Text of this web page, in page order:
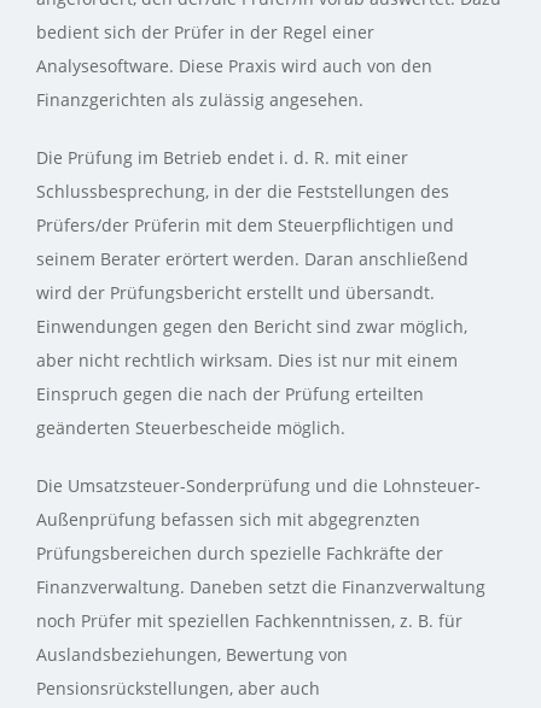
bedient sich der Prüfer in der Regel einer
Analysesoftware. Diese Praxis wird auch von den
Finanzgerichten als zulässig angesehen.
Die Prüfung im Betrieb endet i. d. R. mit einer
Schlussbesprechung, in der die Feststellungen des
Prüfers/der Prüferin mit dem Steuerpflichtigen und
seinem Berater erörtert werden. Daran anschließend
wird der Prüfungsbericht erstellt und übersandt.
Einwendungen gegen den Bericht sind zwar möglich,
aber nicht rechtlich wirksam. Dies ist nur mit einem
Einspruch gegen die nach der Prüfung erteilten
geänderten Steuerbescheide möglich.
Die Umsatzsteuer-Sonderprüfung und die Lohnsteuer-
Außenprüfung befassen sich mit abgegrenzten
Prüfungsbereichen durch spezielle Fachkräfte der
Finanzverwaltung. Daneben setzt die Finanzverwaltung
noch Prüfer mit speziellen Fachkenntnissen, z. B. für
Auslandsbeziehungen, Bewertung von
Pensionsrückstellungen, aber auch